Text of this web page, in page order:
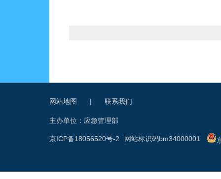
网站地图 | 联系我们
主办单位：应急管理部
网站标识码bm34000001
京ICP备18056520号-2